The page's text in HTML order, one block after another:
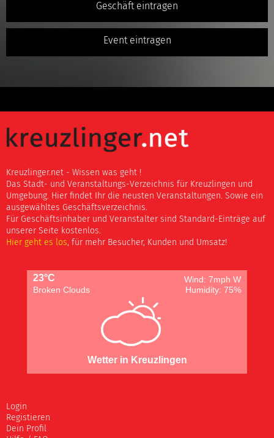
Geschäft eintragen
Event eintragen
Kreuzlinger.net - Wissen was geht !
Das Stadt- und Veranstaltungs-Verzeichnis für Kreuzlingen und
Umgebung. Hier findet Ihr die neusten Veranstaltungen. Sowie ein
ausgewähltes Geschäftsverzeichnis.
Für Geschäftsinhaber und Veranstalter sind Standard-Einträge auf
unserer Seite kostenlos.
Hier geht es los, für mehr Besucher, Kunden und Umsatz!
23°C
Wind: 7mph W
Broken Clouds
Humidity: 75%
Wetter in Kreuzlingen
Login
Registieren
Dein Profil